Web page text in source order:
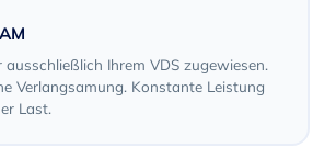
ausschließlich Ihrem VDS zugewiesen.
Verlangsamung. Konstante Leistung
Last.